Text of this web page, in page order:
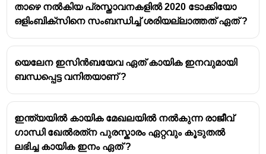
താഴെ നൽകിയ പ്രസ്താവനകളിൽ 2020 ടോക്കിയോ
ഒളിംബിക്സിനെ സംബന്ധിച്ച് ശരിയല്ലാത്തത് ഏത് ?
യെലേന ഇസിന്‍ബയേവ ഏത് കായിക ഇനവുമായി
ബന്ധപ്പെട്ട വനിതയാണ്‌ ?
ഇന്ത്യയിൽ കായിക മേഖലയിൽ നൽകുന്ന രാജീവ്
ഗാന്ധി ഖേൽരത്‌ന പുരസ്കാരം ഏറ്റവും കൂടുതൽ
ലഭിച്ച കായിക ഇനം ഏത് ?